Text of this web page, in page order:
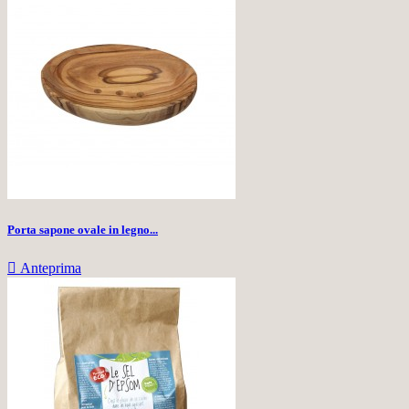
Porta sapone ovale in legno...
 Anteprima